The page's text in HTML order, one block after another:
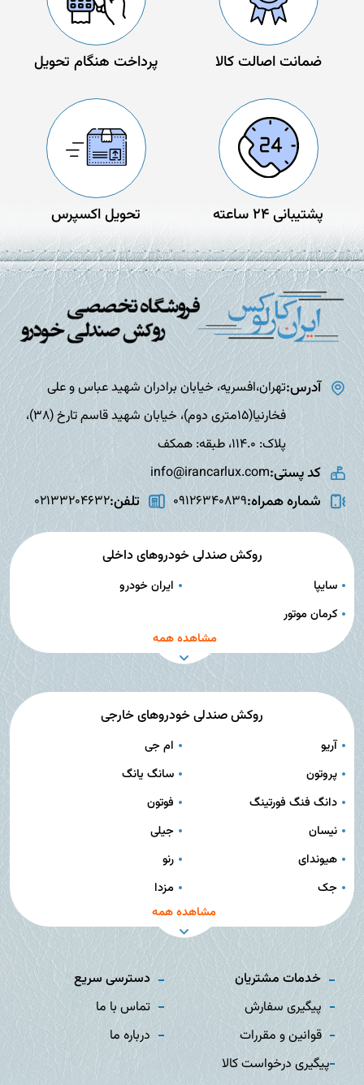
ضمانت اصالت کالا پرداخت هنگام تحویل
پشتیبانی 24 ساعته تحویل اکسپرس
آدرس:تهران،افسریه، خیابان برادران شهید عباس و علی
فخارنیا(15متری دوم)، خیابان شهید قاسم تارخ (38)،
پلاک: 114.0، طبقه: همکف
کد پستی:info@irancarlux.com
شماره همراه:09126340839 تلفن:02133204632
روکش صندلی خودروهای داخلی
سایپا
ایران خودرو
کرمان موتور
مشاهده همه
روکش صندلی خودروهای خارجی
آریو
ام جی
پروتون
سانگ یانگ
دانگ فنگ فورتینگ
فوتون
نیسان
جیلی
هیوندای
رنو
جک
مزدا
مشاهده همه
خدمات مشتریان
پیگیری سفارش
قوانین و مقررات
پیگیری درخواست کالا
دسترسی سریع
تماس با ما
درباره ما